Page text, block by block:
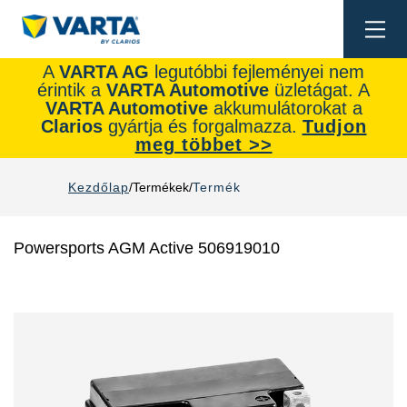
A VARTA AG legutóbbi fejleményei nem
érintik a VARTA Automotive üzletágat. A
VARTA Automotive akkumulátorokat a
Clariosgyártja és forgalmazza. Tudjon
meg többet >>
Kezdőlap Termékek Termék
Powersports AGM Active 506919010